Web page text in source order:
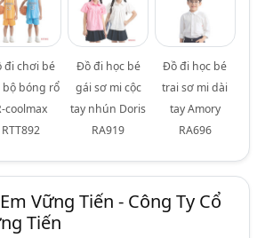
đi chơi bé
bộ bóng rổ
coolmax
RTT892
Đồ đi học bé
gái sơ mi cộc
tay nhún Doris
RA919
Đồ đi học bé
trai sơ mi dài
tay Amory
RA696
Vững Tiến - Công Ty Cổ
Tiến